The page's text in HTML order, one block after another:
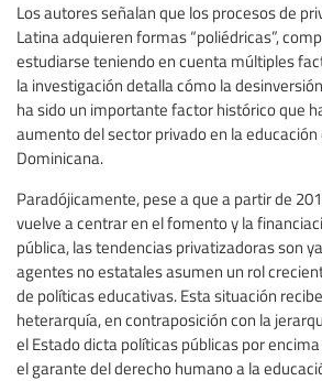
Los autores señalan que los procesos de
Latina adquieren formas “poliédricas”,
estudiarse teniendo en cuenta múltiples
la investigación detalla cómo la
ha sido un importante factor histórico que
aumento del sector privado en la educación
Dominicana.
Paradójicamente, pese a que a partir de
vuelve a centrar en el fomento y la
pública, las tendencias privatizadoras son
agentes no estatales asumen un rol
de políticas educativas. Esta situación
heterarquía, en contraposición con la
el Estado dicta políticas públicas por
el garante del derecho humano a la